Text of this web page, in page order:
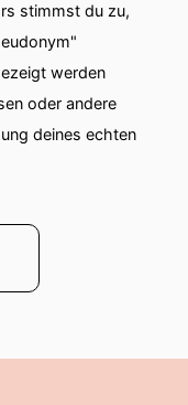
stimmst du zu,
werden
oder andere
deines echten